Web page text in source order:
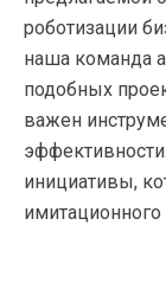
роботизации
наша команда
подобных
важен
инициативы,